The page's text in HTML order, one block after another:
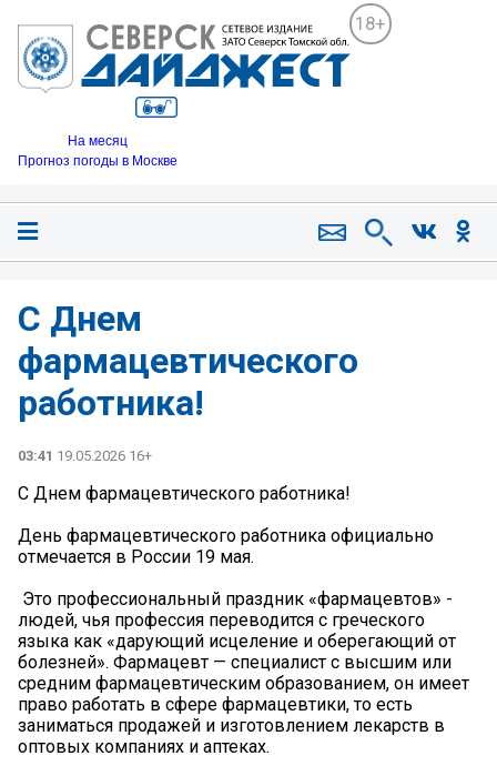
18+
На месяц
Прогноз погоды в Москве
С Днем
фармацевтического
работника!
03:41 19.05.2026 16+
С Днем фармацевтического работника!
День фармацевтического работника официально
отмечается в России 19 мая.
‍ Это профессиональный праздник «фармацевтов» -
людей, чья профессия переводится с греческого
языка как «дарующий исцеление и оберегающий от
болезней». Фармацевт — специалист с высшим или
средним фармацевтическим образованием, он имеет
право работать в сфере фармацевтики, то есть
заниматься продажей и изготовлением лекарств в
оптовых компаниях и аптеках.